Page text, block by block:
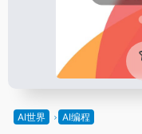
AI世界 AI编程